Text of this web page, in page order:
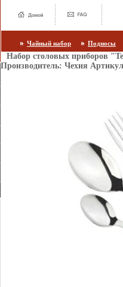
Чайный набор Подносы
Набор столовых приборов
Производитель: Чехия